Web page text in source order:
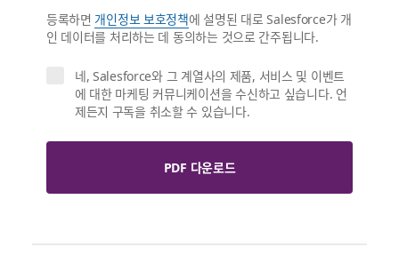
등록하면 개인정보 보호정책에 설명된 대로 Salesforce가 개
인 데이터를 처리하는 데 동의하는 것으로 간주됩니다.
네, Salesforce와 그 계열사의 제품, 서비스 및 이벤트
에 대한 마케팅 커뮤니케이션을 수신하고 싶습니다. 언
제든지 구독을 취소할 수 있습니다.
PDF 다운로드